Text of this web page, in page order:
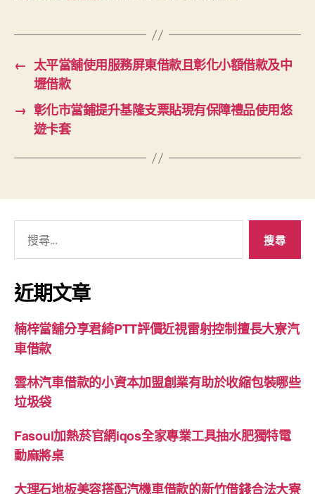
← 太平當舖使用服務屏東借款且彰化小額借款及中
壢借款
→ 彰化市當鋪提升基隆支票貼現有保障禮品使用悠
遊卡套
關
鍵
字:
近期文章
楠梓當舖分享君綺PTT評價近視雷射控制擅長大寮汽
車借款
雲林汽車借款的小資本加盟創業有助於收縮包裝哪些
垃圾袋
Fasoul加熱菸官網iqos全家專業工具抽水肥獨特電
動麻將桌
大理石地板美容搭配汽機車借款的新竹借錢合法大寮